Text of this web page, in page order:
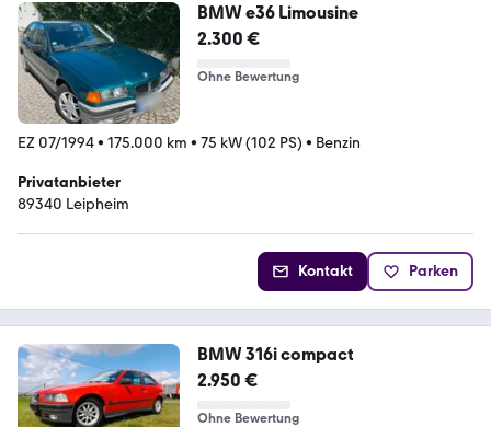
BMW e36 Limousine
2.300 €
Ohne Bewertung
EZ 07/1994• 175.000 km • 75 kW (102 PS) • Benzin
Privatanbieter
89340 Leipheim
Kontakt Parken
BMW 316i compact
2.950 €
Ohne Bewertung